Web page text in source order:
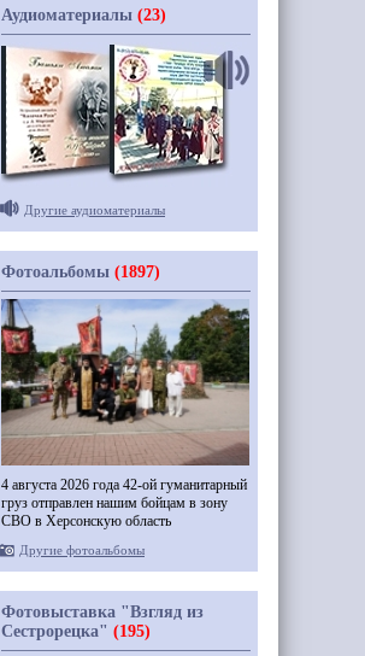
Аудиоматериалы (23)
Другие аудиоматериалы
Фотоальбомы (1897)
4 августа 2026 года 42-ой гуманитарный
груз отправлен нашим бойцам в зону
СВО в Херсонскую область
Другие фотоальбомы
Фотовыставка "Взгляд из
Сестрорецка" (195)